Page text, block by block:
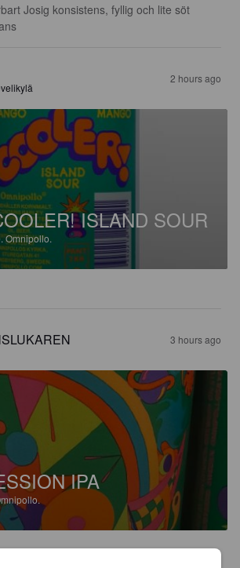
Josig konsistens, fyllig och lite söt
2 hours ago
ISLAND SOUR
Omnipollo.
3 hours ago
IPA